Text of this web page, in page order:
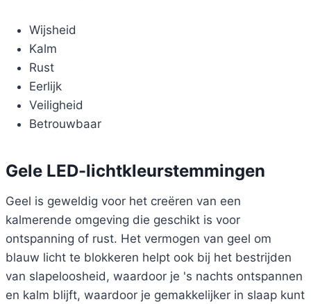
Wijsheid
Kalm
Rust
Eerlijk
Veiligheid
Betrouwbaar
Gele LED-lichtkleurstemmingen
Geel is geweldig voor het creëren van een
kalmerende omgeving die geschikt is voor
ontspanning of rust. Het vermogen van geel om
blauw licht te blokkeren helpt ook bij het bestrijden
van slapeloosheid, waardoor je 's nachts ontspannen
en kalm blijft, waardoor je gemakkelijker in slaap kunt